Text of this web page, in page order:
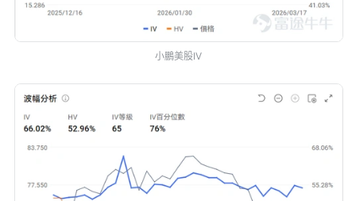
小鵬美股IV